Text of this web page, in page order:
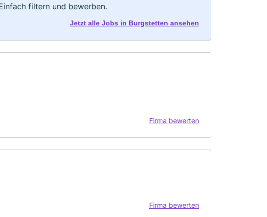
filtern und bewerben.
Jetzt alle Jobs in Burgstetten ansehen
Firma bewerten
Firma bewerten